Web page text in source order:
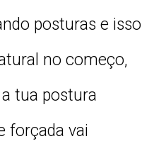
posturas e isso
no começo,
tua postura
forçada vai